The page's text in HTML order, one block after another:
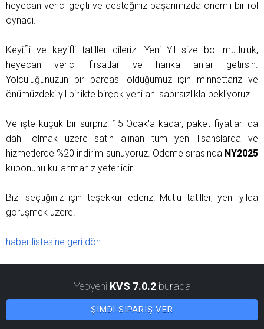
heyecan verici geçti ve desteğiniz başarımızda önemli bir rol
oynadı.
Keyifli ve keyifli tatiller dileriz! Yeni Yıl size bol mutluluk,
heyecan verici fırsatlar ve harika anlar getirsin.
Yolculuğunuzun bir parçası olduğumuz için minnettarız ve
önümüzdeki yıl birlikte birçok yeni anı sabırsızlıkla bekliyoruz.
Ve işte küçük bir sürpriz: 15 Ocak'a kadar, paket fiyatları da
dahil olmak üzere satın alınan tüm yeni lisanslarda ve
hizmetlerde %20 indirim sunuyoruz. Ödeme sırasında NY2025
kuponunu kullanmanız yeterlidir.
Bizi seçtiğiniz için teşekkür ederiz! Mutlu tatiller, yeni yılda
görüşmek üzere!
haber listesine geri dön
Yepyeni KVS 7.0.2burada
ŞIMDI SIPARIŞ VER